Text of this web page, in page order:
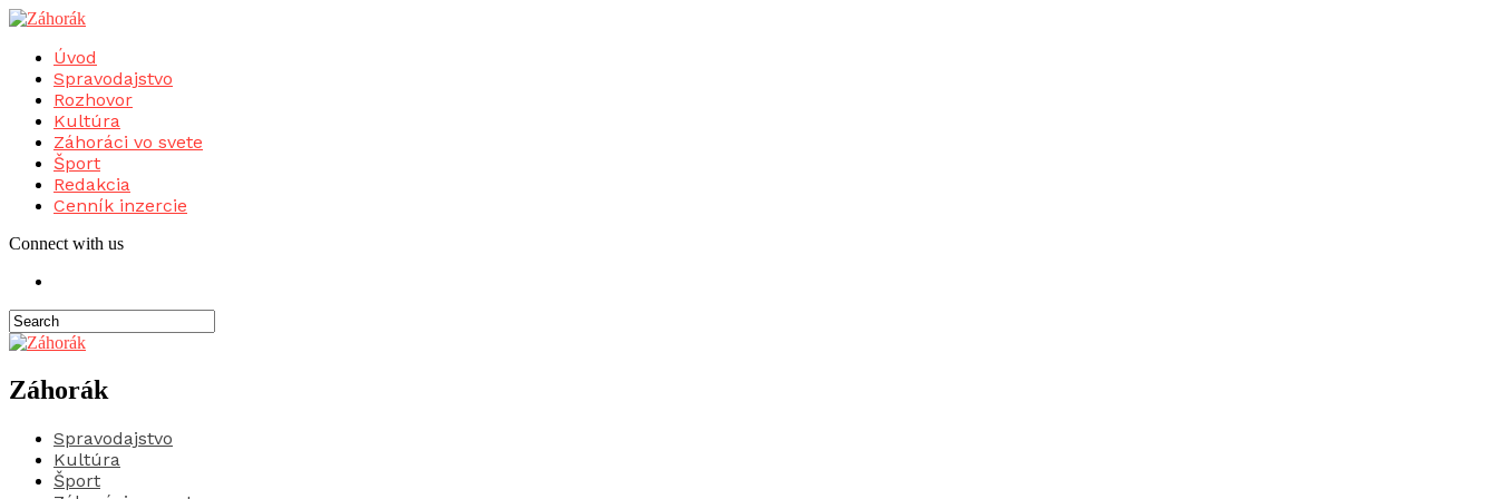
Úvod
Spravodajstvo
Rozhovor
Kultúra
Záhoráci vo svete
Šport
Redakcia
Cenník inzercie
Connect with us
Záhorák
Spravodajstvo
Kultúra
Šport